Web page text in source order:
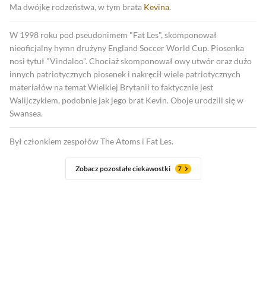
Ma dwójkę rodzeństwa, w tym brata Kevina.
W 1998 roku pod pseudonimem "Fat Les", skomponował
nieoficjalny hymn drużyny England Soccer World Cup. Piosenka
nosi tytuł "Vindaloo". Chociaż skomponował owy utwór oraz dużo
innych patriotycznych piosenek i nakręcił wiele patriotycznych
materiałów na temat Wielkiej Brytanii to faktycznie jest
Walijczykiem, podobnie jak jego brat Kevin. Oboje urodzili się w
Swansea.
Był członkiem zespołów The Atoms i Fat Les.
Zobacz pozostałe ciekawostki 7